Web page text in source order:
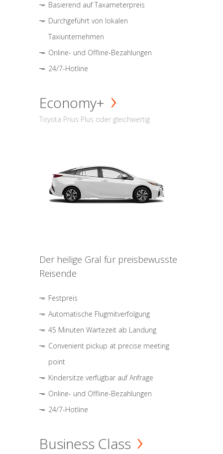
Basierend auf Taxameterpreis
Durchgeführt von lokalen
Taxiunternehmen
Online- und Offline-Bezahlungen
24/7-Hotline
Economy+
Toyota Prius Plus oder gleichwertig
Der heilige Gral für preisbewusste
Reisende
Festpreis
Automatische Flugmitverfolgung
45 Minuten Wartezeit ab Landung
Convenient pickup at precise meeting
point
Kindersitze verfügbar auf Anfrage
Online- und Offline-Bezahlungen
24/7-Hotline
Business Class